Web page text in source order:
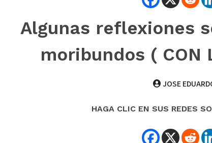
Algunas reflexiones
moribundos ( CON
JOSE
HAGA CLIC EN SUS REDES